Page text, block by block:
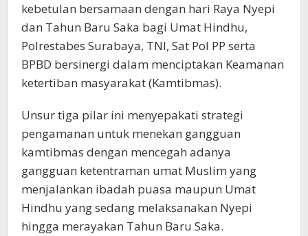
kebetulan bersamaan dengan hari Raya Nyepi
dan Tahun Baru Saka bagi Umat Hindhu,
Polrestabes Surabaya, TNI, Sat Pol PP serta
BPBD bersinergi dalam menciptakan Keamanan
ketertiban masyarakat (Kamtibmas).
Unsur tiga pilar ini menyepakati strategi
pengamanan untuk menekan gangguan
kamtibmas dengan mencegah adanya
gangguan ketentraman umat Muslim yang
menjalankan ibadah puasa maupun Umat
Hindhu yang sedang melaksanakan Nyepi
hingga merayakan Tahun Baru Saka.